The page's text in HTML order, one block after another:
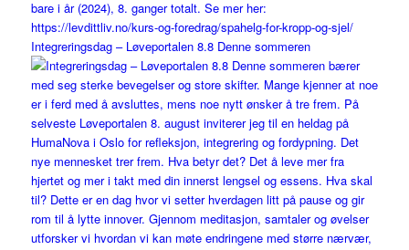
Integreringsdag – Løveportalen 8.8 Denne sommeren